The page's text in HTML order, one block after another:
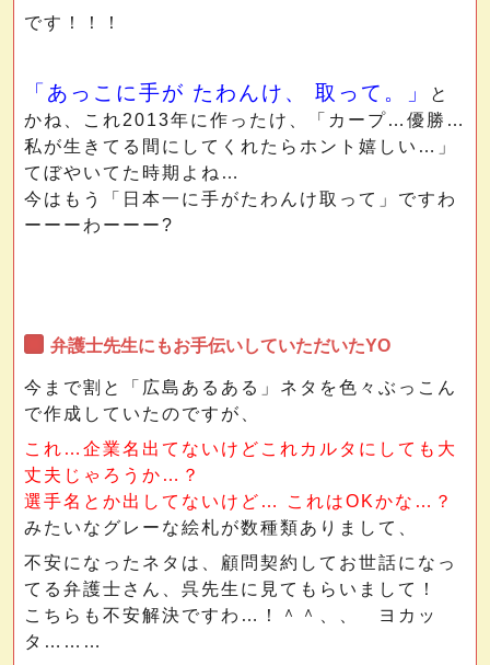
です！！！
「あっこに手が たわんけ、 取って。」
と
かね、これ2013年に作ったけ、「カープ…優勝…
私が生きてる間にしてくれたらホント嬉しい…」
てぼやいてた時期よね…
今はもう「日本一に手がたわんけ取って」ですわ
ーーーわーーー?
弁護士先生にもお手伝いしていただいたYO
今まで割と「広島あるある」ネタを色々ぶっこん
で作成していたのですが、
これ…企業名出てないけどこれカルタにしても大
丈夫じゃろうか…？
選手名とか出してないけど… これはOKかな…？
みたいなグレーな絵札が数種類ありまして、
不安になったネタは、顧問契約してお世話になっ
てる弁護士さん、呉先生に見てもらいまして！
こちらも不安解決ですわ…！＾＾、、 ヨカッ
タ………